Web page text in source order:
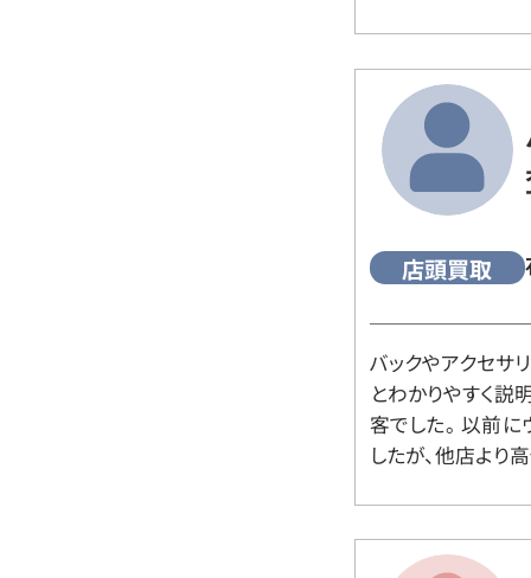
店頭買取
バックやアクセサ
とわかりやすく説
客でした。 以前
したが、他店より